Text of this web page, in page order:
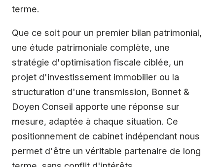
terme.
Que ce soit pour un premier bilan patrimonial,
une étude patrimoniale complète, une
stratégie d'optimisation fiscale ciblée, un
projet d'investissement immobilier ou la
structuration d'une transmission, Bonnet &
Doyen Conseil apporte une réponse sur
mesure, adaptée à chaque situation. Ce
positionnement de cabinet indépendant nous
permet d'être un véritable partenaire de long